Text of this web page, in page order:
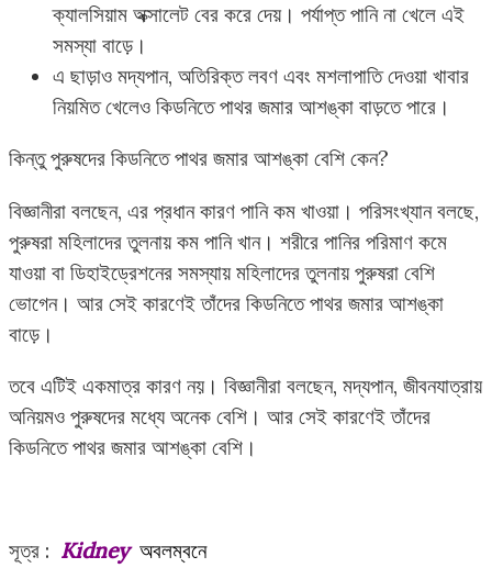
ক্যালসিয়াম অক্সালেট বের করে দেয়। পর্যাপ্ত পানি না খেলে এই
সমস্যা বাড়ে।
এ ছাড়াও মদ্যপান, অতিরিক্ত লবণ এবং মশলাপাতি দেওয়া খাবার
নিয়মিত খেলেও কিডনিতে পাথর জমার আশঙ্কা বাড়তে পারে।
কিন্তু পুরুষদের কিডনিতে পাথর জমার আশঙ্কা বেশি কেন?
বিজ্ঞানীরা বলছেন, এর প্রধান কারণ পানি কম খাওয়া। পরিসংখ্যান বলছে,
পুরুষরা মহিলাদের তুলনায় কম পানি খান। শরীরে পানির পরিমাণ কমে
যাওয়া বা ডিহাইড্রেশনের সমস্যায় মহিলাদের তুলনায় পুরুষরা বেশি
ভোগেন। আর সেই কারণেই তাঁদের কিডনিতে পাথর জমার আশঙ্কা
বাড়ে।
তবে এটিই একমাত্র কারণ নয়। বিজ্ঞানীরা বলছেন, মদ্যপান, জীবনযাত্রায়
অনিয়মও পুরুষদের মধ্যে অনেক বেশি। আর সেই কারণেই তাঁদের
কিডনিতে পাথর জমার আশঙ্কা বেশি।
সূত্র : Kidney অবলম্বনে